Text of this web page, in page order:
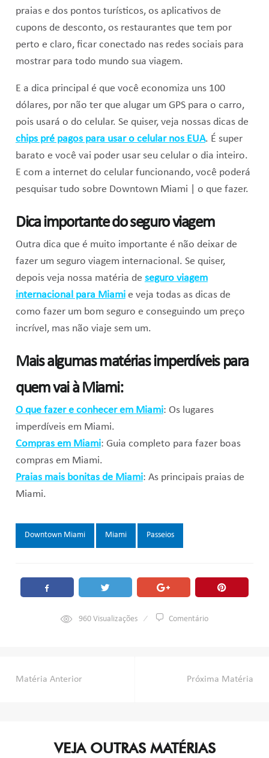
praias e dos pontos turísticos, os aplicativos de
cupons de desconto, os restaurantes que tem por
perto e claro, ficar conectado nas redes sociais para
mostrar para todo mundo sua viagem.
E a dica principal é que você economiza uns 100
dólares, por não ter que alugar um GPS para o carro,
pois usará o do celular. Se quiser, veja nossas dicas de
chips pré pagos para usar o celular nos EUA. É super
barato e você vai poder usar seu celular o dia inteiro.
E com a internet do celular funcionando, você poderá
pesquisar tudo sobre Downtown Miami | o que fazer.
Dica importante do seguro viagem
Outra dica que é muito importante é não deixar de
fazer um seguro viagem internacional. Se quiser,
depois veja nossa matéria de seguro viagem
internacional para Miamie veja todas as dicas de
como fazer um bom seguro e conseguindo um preço
incrível, mas não viaje sem um.
Mais algumas matérias imperdíveis para
quem vai à Miami:
O que fazer e conhecer em Miami: Os lugares
imperdíveis em Miami.
Compras em Miami: Guia completo para fazer boas
compras em Miami.
Praias mais bonitas de Miami: As principais praias de
Miami.
Tags:
Downtown Miami Miami Passeios
960Visualizações Comentário
Navegação
Matéria Anterior Próxima Matéria
VEJA OUTRAS MATÉRIAS